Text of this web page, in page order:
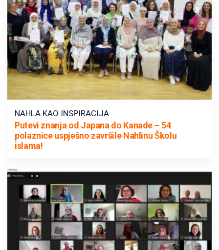
NAHLA KAO INSPIRACIJA
Putevi znanja od Japana do Kanade – 54
polaznice uspješno završile Nahlinu Školu
islama!